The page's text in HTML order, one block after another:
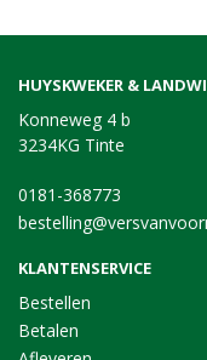
HUYSKWEKER &
Konneweg 4 b
3234KG Tinte
0181-368773
KLANTENSERVICE
Bestellen
Betalen